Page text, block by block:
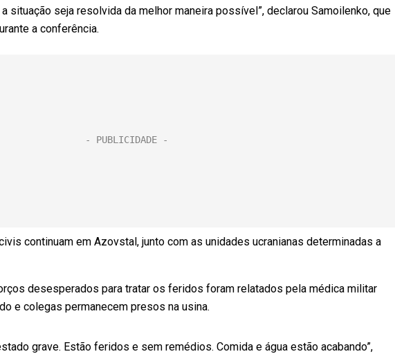
situação seja resolvida da melhor maneira possível”, declarou Samoilenko, que
a conferência.
continuam em Azovstal, junto com as unidades ucranianas determinadas a
desesperados para tratar os feridos foram relatados pela médica militar
e colegas permanecem presos na usina.
grave. Estão feridos e sem remédios. Comida e água estão acabando”,